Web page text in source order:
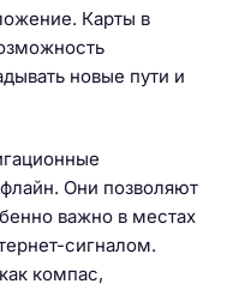
Карты в
новые пути и
Они позволяют
важно в местах
сигналом.
компас,